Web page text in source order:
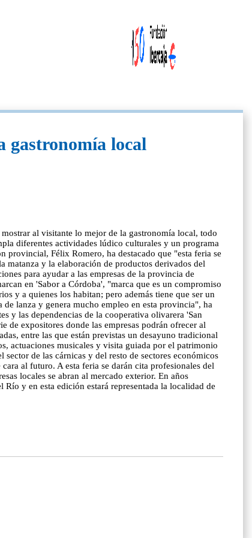
gastronomía local
al visitante lo mejor de la gastronomía local, todo
diferentes actividades lúdico culturales y un programa
Félix Romero, ha destacado que "esta feria se
y la elaboración de productos derivados del
para ayudar a las empresas de la provincia de
en 'Sabor a Córdoba', "marca que es un compromiso
y a quienes los habitan; pero además tiene que ser un
lanza y genera mucho empleo en esta provincia", ha
y las dependencias de la cooperativa olivarera 'San
de expositores donde las empresas podrán ofrecer al
entre las que están previstas un desayuno tradicional
actuaciones musicales y visita guiada por el patrimonio
de las cárnicas y del resto de sectores económicos
al futuro. A esta feria se darán cita profesionales del
locales se abran al mercado exterior. En años
y en esta edición estará representada la localidad de